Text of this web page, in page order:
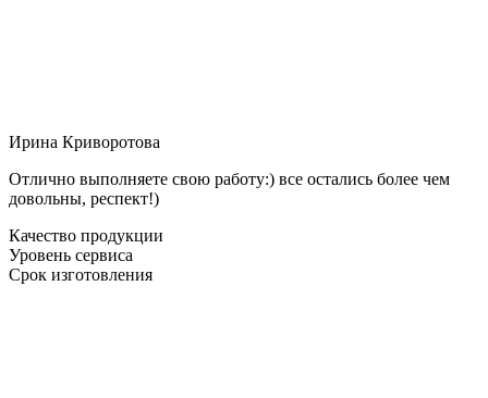
Ирина Криворотова
Отлично выполняете свою работу:) все остались более чем
довольны, респект!)
Качество продукции
Уровень сервиса
Срок изготовления